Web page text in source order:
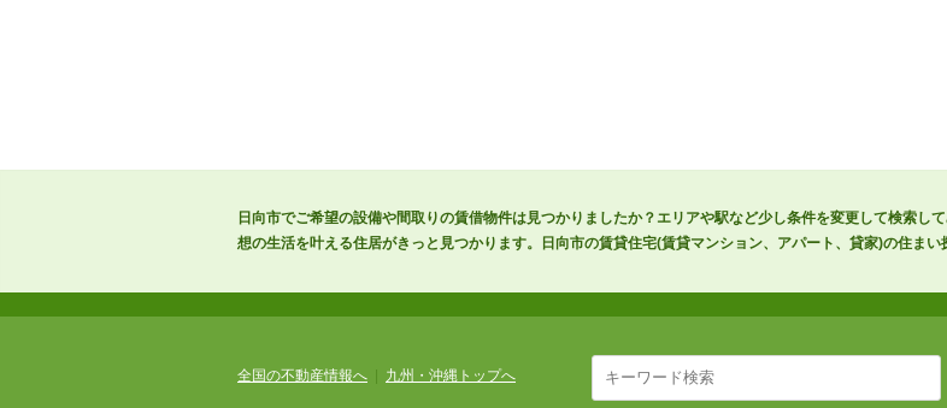
日向市でご希望の設備や間取りの賃借物件は見つかりましたか？エリアや駅など少し条件を変更して検索し
想の生活を叶える住居がきっと見つかります。日向市の賃貸住宅(賃貸マンション、アパート、貸家)の住まい
全国の不動産情報へ 九州・沖縄トップへ